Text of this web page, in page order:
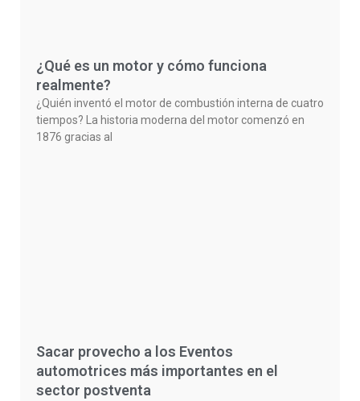
¿Qué es un motor y cómo funciona
realmente?
¿Quién inventó el motor de combustión interna de cuatro
tiempos? La historia moderna del motor comenzó en
1876 gracias al
Sacar provecho a los Eventos
automotrices más importantes en el
sector postventa